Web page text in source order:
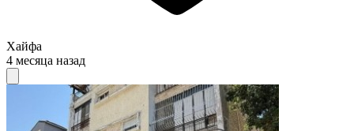
Хайфа
4 месяца назад